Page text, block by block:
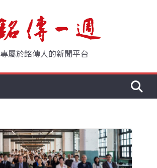
專屬於銘傳人的新聞平台